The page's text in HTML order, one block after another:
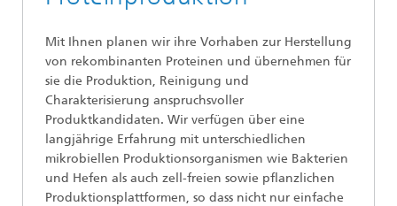
Mit Ihnen planen wir ihre Vorhaben zur Herstellung
von rekombinanten Proteinen und übernehmen für
sie die Produktion, Reinigung und
Charakterisierung anspruchsvoller
Produktkandidaten. Wir verfügen über eine
langjährige Erfahrung mit unterschiedlichen
mikrobiellen Produktionsorganismen wie Bakterien
und Hefen als auch zell-freien sowie pflanzlichen
Produktionsplattformen, so dass nicht nur einfache